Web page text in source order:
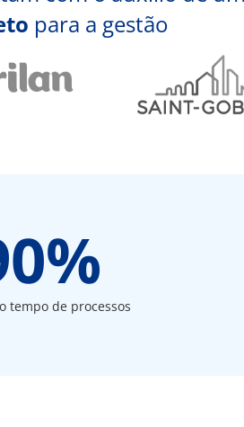
para a gestão
tempo de processos
%